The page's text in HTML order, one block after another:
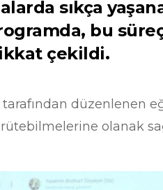
sıkça
bu
çekildi.
düzenlenen
olanak